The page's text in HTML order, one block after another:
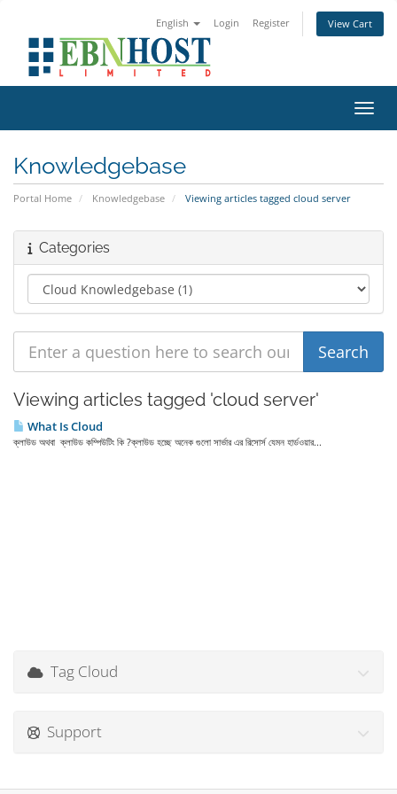
English Login Register View Cart
Knowledgebase
Portal Home Knowledgebase Viewing articles tagged cloud server
Categories
Viewing articles tagged 'cloud server'
What Is Cloud
ক্লাউড অথবা ক্লাউড কম্পিউটিং কি ?ক্লাউড হচ্ছে অনেক গুলো সার্ভার এর রিসোর্স যেমন হার্ডওয়ার...
Tag Cloud
Support